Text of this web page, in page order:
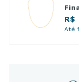
R$
Até